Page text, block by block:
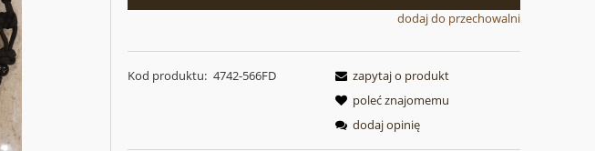
dodaj do przechowalni
Kod produktu: 4742-566FD
zapytaj o produkt
poleć znajomemu
dodaj opinię